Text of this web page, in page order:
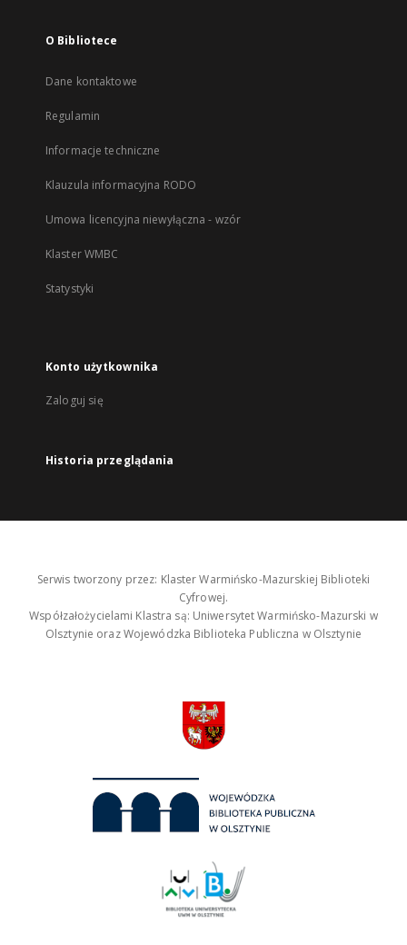
O Bibliotece
Dane kontaktowe
Regulamin
Informacje techniczne
Klauzula informacyjna RODO
Umowa licencyjna niewyłączna - wzór
Klaster WMBC
Statystyki
Konto użytkownika
Zaloguj się
Historia przeglądania
Serwis tworzony przez: Klaster Warmińsko-Mazurskiej Biblioteki
Cyfrowej.
Współzałożycielami Klastra są: Uniwersytet Warmińsko-Mazurski w
Olsztynie oraz Wojewódzka Biblioteka Publiczna w Olsztynie